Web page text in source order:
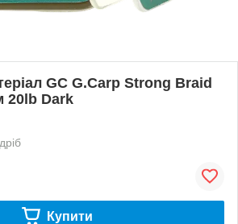
GC G.Carp Strong Braid
20lb Dark
Купити